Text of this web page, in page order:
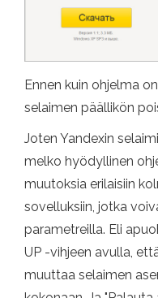
Ennen kuin ohjelma
selaimen päällikön
Joten Yandexin
melko hyödyllinen
muutoksia erilaisiin
sovelluksiin, jotka
parametreilla. Eli
UP -vihjeen avulla,
muuttaa selaimen